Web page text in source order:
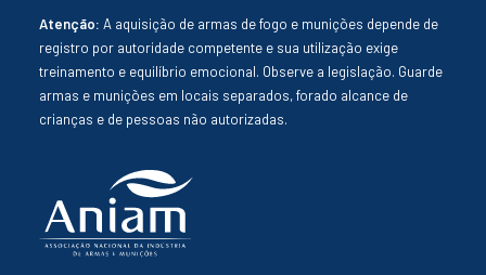
Atenção: A aquisição de armas de fogo e munições depende de
registro por autoridade competente e sua utilização exige
treinamento e equilíbrio emocional. Observe a legislação. Guarde
armas e munições em locais separados, forado alcance de
crianças e de pessoas não autorizadas.